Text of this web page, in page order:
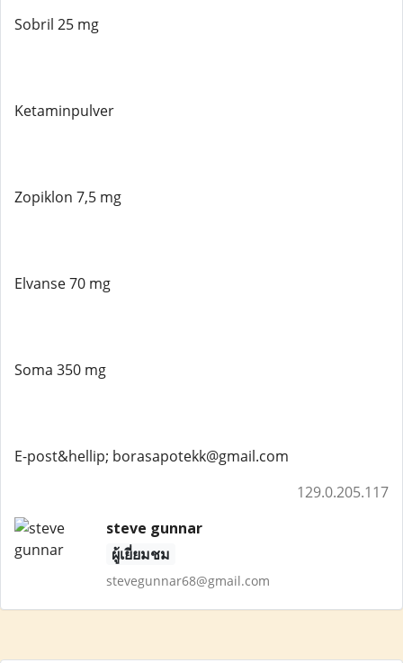
Sobril 25 mg
Ketaminpulver
Zopiklon 7,5 mg
Elvanse 70 mg
Soma 350 mg
E-post&hellip; borasapotekk@gmail.com
129.0.205.117
steve gunnar
ผู้เยี่ยมชม
stevegunnar68@gmail.com